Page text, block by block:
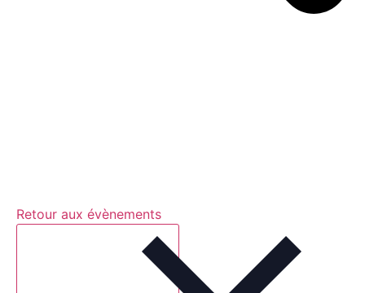
Retour aux évènements